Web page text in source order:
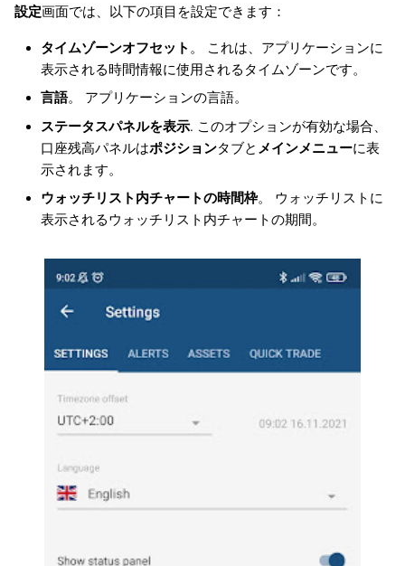
設定画面では、以下の項目を設定できます：
タイムゾーンオフセット 。 これは、アプリケーションに
表示される時間情報に使用されるタイムゾーンです。
言語。 アプリケーションの言語。
ステータスパネルを表示. このオプションが有効な場合、
口座残高パネルはポジションタブと メインメニューに表
示されます。
ウォッチリスト内チャートの時間枠。 ウォッチリストに
表示されるウォッチリスト内チャートの期間。